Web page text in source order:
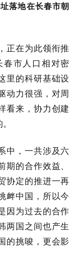
落地在长春市朝
正在为此领衔推
市人口相对密
里的科研基础设
动力很强，对周
看来，协力创建
中，一共涉及六
的合作效益、
协定的推进一再
衅中国，所以今
因为过去的合作
两国之间也产生
的挑唆，更会影